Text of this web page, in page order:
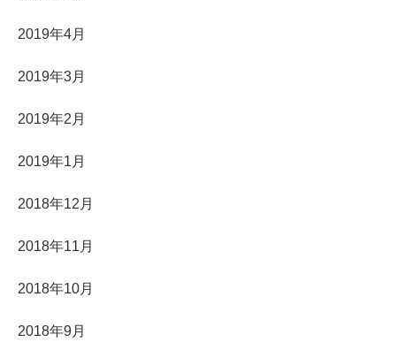
2019年4月
2019年3月
2019年2月
2019年1月
2018年12月
2018年11月
2018年10月
2018年9月